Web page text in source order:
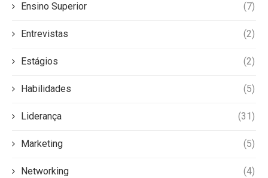
Ensino Superior (7)
Entrevistas (2)
Estágios (2)
Habilidades (5)
Liderança (31)
Marketing (5)
Networking (4)